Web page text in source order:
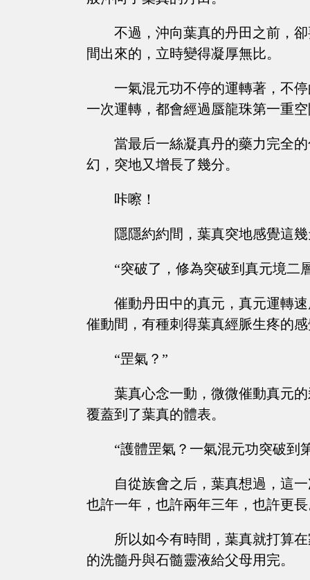
不過，沖向葉真的丹田之前，
間出來的，立時變得凝厚無比。
一氣混元功不停的運轉著，不
一次運轉，都會經過蜃龍珠第一重
當最后一絲凝真丹的藥力完全
幻，突地又增長了幾分。
咔嚓！
隱隱約約間，葉真突地感覺這
“突破了，修為突破到真元境二
催動丹田中的真元，真元運轉
催動間，有種刺得葉真經脈生疼的
“罡氣？”
葉真心念一動，微微催動真元
覆蓋到了葉真的體表。
“護體罡氣？一氣混元功突破到
自從族會之后，葉真想過，這
也許一年，也許兩年三年，也許更
所以如今有時間，葉真就打算
的洗髓丹與石髓靈液給父母用完。